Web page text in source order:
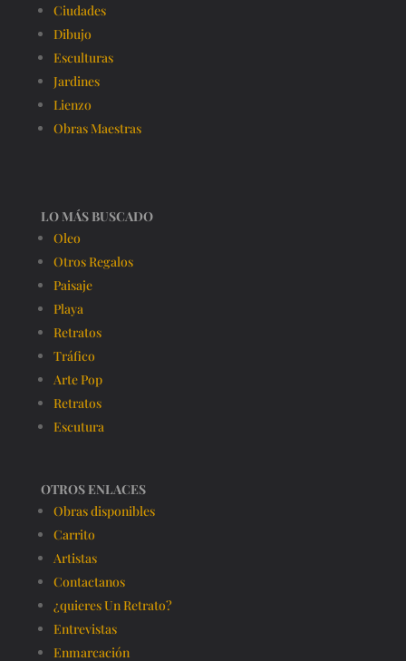
Ciudades
Dibujo
Esculturas
Jardines
Lienzo
Obras Maestras
LO MÁS BUSCADO
Oleo
Otros Regalos
Paisaje
Playa
Retratos
Tráfico
Arte Pop
Retratos
Escutura
OTROS ENLACES
Obras disponibles
Carrito
Artistas
Contactanos
¿quieres Un Retrato?
Entrevistas
Enmarcación